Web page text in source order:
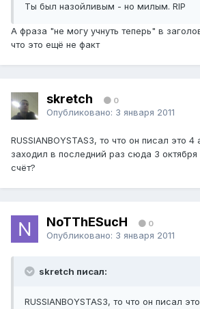
Ты был назойливым - но милым. RIP
А фраза "не могу учнуть теперь" в
что это ещё не факт
skretch 0
Опубликовано: 3 января 2011
RUSSIANBOYSTAS3, то что он писал это
заходил в последний раз сюда 3
счёт?
NoTThESucH 0
Опубликовано: 3 января 2011
skretch писал:
RUSSIANBOYSTAS3, то что он писал